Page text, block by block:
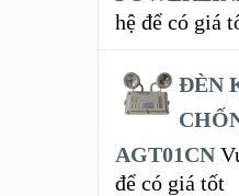
hệ để có giá
ĐÈN
AGT01CN
để có giá tốt